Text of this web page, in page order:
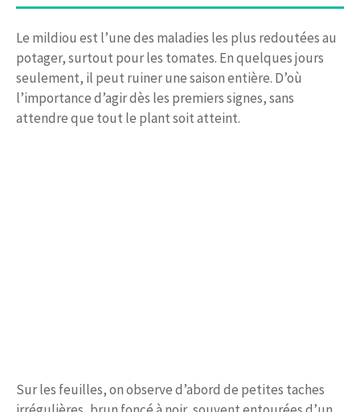
Le mildiou est l’une des maladies les plus redoutées au
potager, surtout pour les tomates. En quelques jours
seulement, il peut ruiner une saison entière. D’où
l’importance d’agir dès les premiers signes, sans
attendre que tout le plant soit atteint.
Sur les feuilles, on observe d’abord de petites taches